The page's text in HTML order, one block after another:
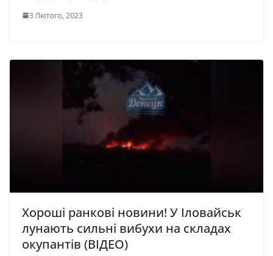
3 Лютого, 2023
Хороші ранкові новини! У Іловайськ
лунають сильні вибухи на складах
окупантів (ВІДЕО)